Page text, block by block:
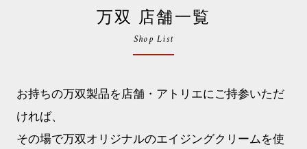
万双 店舗一覧
Shop List
お持ちの万双製品を店舗・アトリエにご持参いただ
ければ、
その場で万双オリジナルのエイジングクリームを使